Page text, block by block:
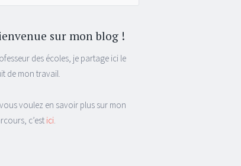
sur mon blog !
des écoles, je partage ici le
de mon travail.
voulez en savoir plus sur mon
c’est ici.